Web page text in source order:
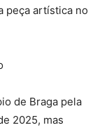
peça artística no
de Braga pela
2025, mas